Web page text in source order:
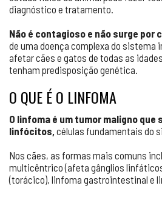
diagnóstico e tratamento.
Não é contagioso e não surge por
de uma doença complexa do sistema
afetar cães e gatos de todas as
tenham predisposição genética.
O QUE É O LINFOMA
O linfoma é um tumor maligno que
linfócitos,células fundamentais do
Nos cães, as formas mais comuns
multicêntrico (afeta gânglios
(torácico), linfoma gastrointestinal e